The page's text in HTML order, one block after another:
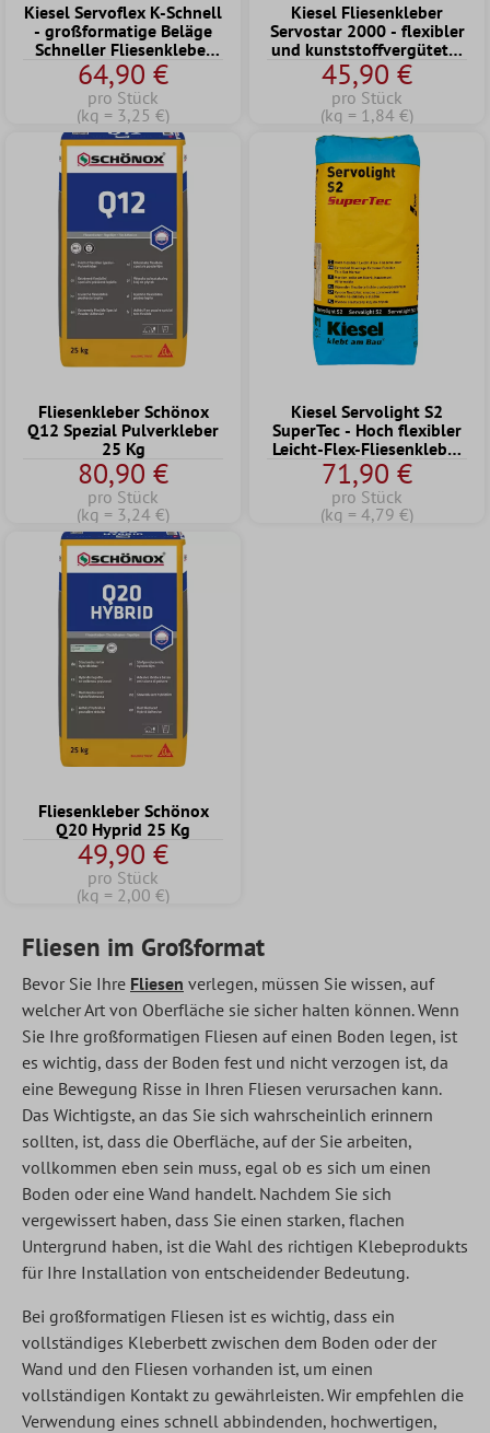
Kiesel Servoflex K-Schnell
- großformatige Beläge
Schneller Fliesenkleber
(20KG)
64,90 €
pro Stück
(kg = 3,25 €)
Kiesel Fliesenkleber
Servostar 2000 - flexibler
und kunststoffvergüteter
zementärer
Dünnbettmörtel (25KG)
45,90 €
pro Stück
(kg = 1,84 €)
Fliesenkleber Schönox
Q12 Spezial Pulverkleber
25 Kg
80,90 €
pro Stück
(kg = 3,24 €)
Kiesel Servolight S2
SuperTec - Hoch flexibler
Leicht-Flex-Fliesenkleber
(15KG)
71,90 €
pro Stück
(kg = 4,79 €)
Fliesenkleber Schönox
Q20 Hyprid 25 Kg
49,90 €
pro Stück
(kg = 2,00 €)
Fliesen im Großformat
Bevor Sie Ihre Fliesen verlegen, müssen Sie wissen, auf
welcher Art von Oberfläche sie sicher halten können. Wenn
Sie Ihre großformatigen Fliesen auf einen Boden legen, ist
es wichtig, dass der Boden fest und nicht verzogen ist, da
eine Bewegung Risse in Ihren Fliesen verursachen kann.
Das Wichtigste, an das Sie sich wahrscheinlich erinnern
sollten, ist, dass die Oberfläche, auf der Sie arbeiten,
vollkommen eben sein muss, egal ob es sich um einen
Boden oder eine Wand handelt. Nachdem Sie sich
vergewissert haben, dass Sie einen starken, flachen
Untergrund haben, ist die Wahl des richtigen Klebeprodukts
für Ihre Installation von entscheidender Bedeutung.
Bei großformatigen Fliesen ist es wichtig, dass ein
vollständiges Kleberbett zwischen dem Boden oder der
Wand und den Fliesen vorhanden ist, um einen
vollständigen Kontakt zu gewährleisten. Wir empfehlen die
Verwendung eines schnell abbindenden, hochwertigen,